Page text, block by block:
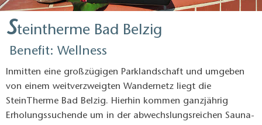
Steintherme Bad Belzig
Benefit: Wellness
Inmitten eine großzügigen Parklandschaft und umgeben
von einem weitverzweigten Wandernetz liegt die
SteinTherme Bad Belzig. Hierhin kommen ganzjährig
Erholungssuchende um in der abwechslungsreichen Sauna-